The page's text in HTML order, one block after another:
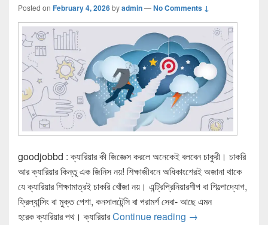
Posted on February 4, 2026byadmin—No Comments ↓
goodjobbd : ক্যারিয়ার কী জিজ্ঞেস করলে অনেকেই বলবেন চাকুরী। চাকরি
আর ক্যারিয়ার কিন্তু এক জিনিস নয়! শিক্ষাজীবনে অধিকাংশেরই অজানা থাকে
যে ক্যারিয়ার শিক্ষামাত্রই চাকরি খোঁজা নয়। এন্ট্রিপ্রিনিয়ারশীপ বা শিল্পোদ্যোগ,
ফ্রিল্যান্সিং বা মুক্ত পেশা, কনসালটেন্সি বা পরামর্শ সেবা- আছে এমন
হরেক ক্যারিয়ার পথ। ক্যারিয়ারContinue reading ক্যারিয়ার শুরু করতে
→